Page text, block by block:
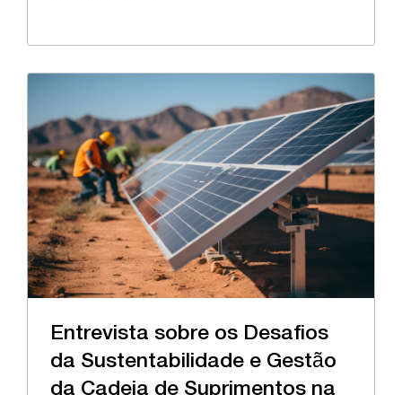
Entrevista sobre os Desafios
da Sustentabilidade e Gestão
da Cadeia de Suprimentos na